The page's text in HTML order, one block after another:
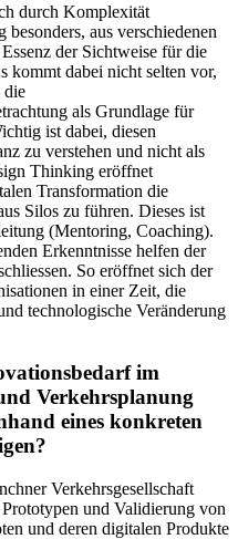
durch Komplexität
aus verschiedenen
der Sichtweise für die
kommt dabei nicht selten vor,
die
als Grundlage für
ist dabei, diesen
zu verstehen und nicht als
Thinking eröffnet
Transformation die
Silos zu führen. Dieses ist
(Mentoring, Coaching).
Erkenntnisse helfen der
So eröffnet sich der
in einer Zeit, die
technologische Veränderung
im
Verkehrsplanung
eines konkreten
Verkehrsgesellschaft
und Validierung von
und deren digitalen Produkte